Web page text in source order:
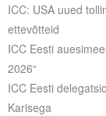
ICC: USA uued
ettevõtteid
ICC Eesti
2026“
ICC Eesti
Karisega